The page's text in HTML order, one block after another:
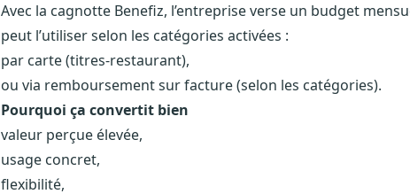
Avec la cagnotte Benefiz, l’entreprise verse un budget
peut l’utiliser selon les catégories activées :
par carte (titres-restaurant),
ou via remboursement sur facture (selon les catégories).
Pourquoi ça convertit bien
valeur perçue élevée,
usage concret,
flexibilité,